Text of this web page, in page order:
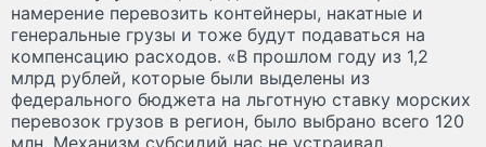
намерение перевозить контейнеры, накатные и
генеральные грузы и тоже будут подаваться на
компенсацию расходов. «В прошлом году из 1,2
млрд рублей, которые были выделены из
федерального бюджета на льготную ставку морских
перевозок грузов в регион, было выбрано всего 120